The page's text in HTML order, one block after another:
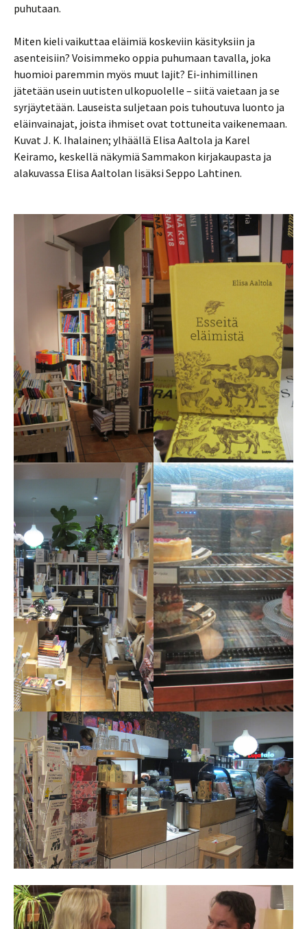
puhutaan.
Miten kieli vaikuttaa eläimiä koskeviin käsityksiin ja
asenteisiin? Voisimmeko oppia puhumaan tavalla, joka
huomioi paremmin myös muut lajit? Ei-inhimillinen
jätetään usein uutisten ulkopuolelle – siitä vaietaan ja se
syrjäytetään. Lauseista suljetaan pois tuhoutuva luonto ja
eläinvainajat, joista ihmiset ovat tottuneita vaikenemaan.
Kuvat J. K. Ihalainen; ylhäällä Elisa Aaltola ja Karel
Keiramo, keskellä näkymiä Sammakon kirjakaupasta ja
alakuvassa Elisa Aaltolan lisäksi Seppo Lahtinen.